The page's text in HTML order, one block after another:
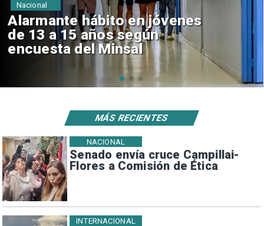
Aprueban creación del Parque
Sebastián Piñera con inversión
de $4 mil millones
Regiones
Senado envía cruce Campillai-
Flores a Comisión de Ética
NACIONAL
INTERNACIONAL
MÁS RECIENTES